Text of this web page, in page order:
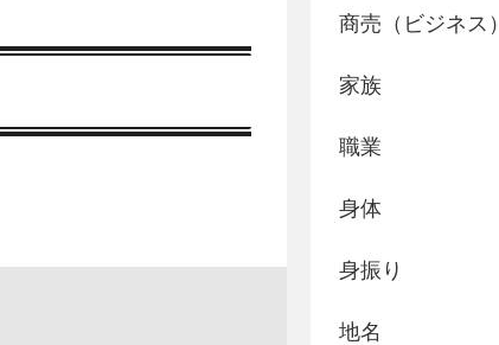
商売（ビジネス）
家族
職業
身体
身振り
地名